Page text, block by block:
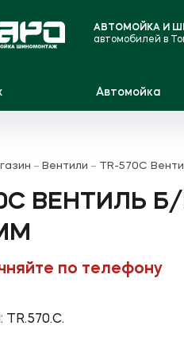
АВТОМОЙКА И
автомобилей в
Автомойка
Вентили TR-570C
ВЕНТИЛЬ
по телефону
TR.570.C.